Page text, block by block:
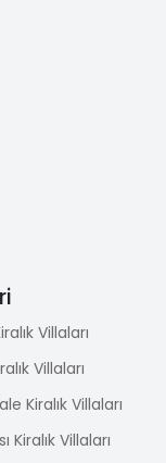
Villaları
Villaları
Kiralık Villaları
Kiralık Villaları